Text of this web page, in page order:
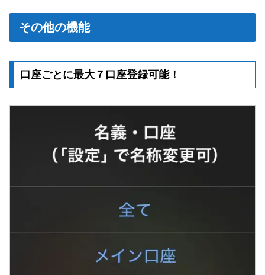
その他の機能
口座ごとに最大７口座登録可能！